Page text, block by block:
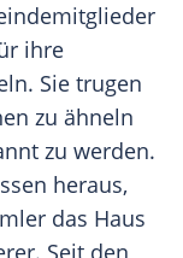
ihre
Sie trugen
zu ähneln
zu werden.
heraus,
das Haus